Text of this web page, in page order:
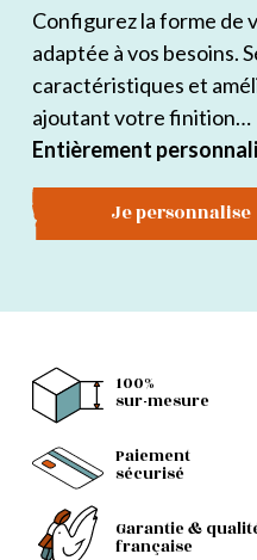
Configurez la forme de
adaptée à vos besoins.
caractéristiques et
ajoutant votre finition…
Entièrement
Je personnalise
100%
sur-mesure
Paiement
sécurisé
Garantie &
française